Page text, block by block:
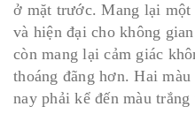
ở mặt trước. Mang lại một
và hiện đại cho không
còn mang lại cảm giác
thoáng đãng hơn. Hai
nay phải kể đến màu trắng